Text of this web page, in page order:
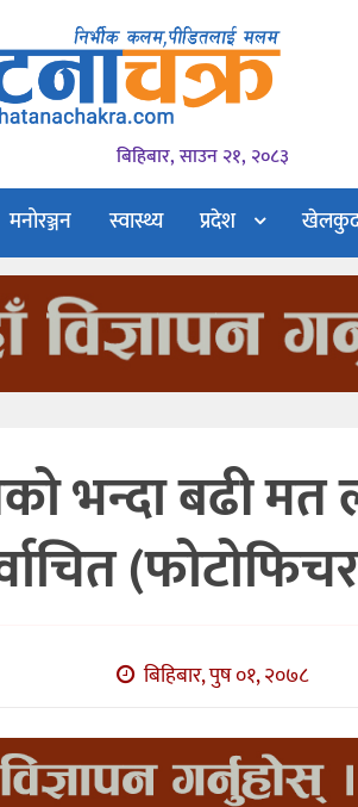
बिहिबार, साउन २१, २०८३
मनोरञ्जन स्वास्थ्य प्रदेश
भन्दा बढी मत
बिहिबार, पुष ०१, २०७८